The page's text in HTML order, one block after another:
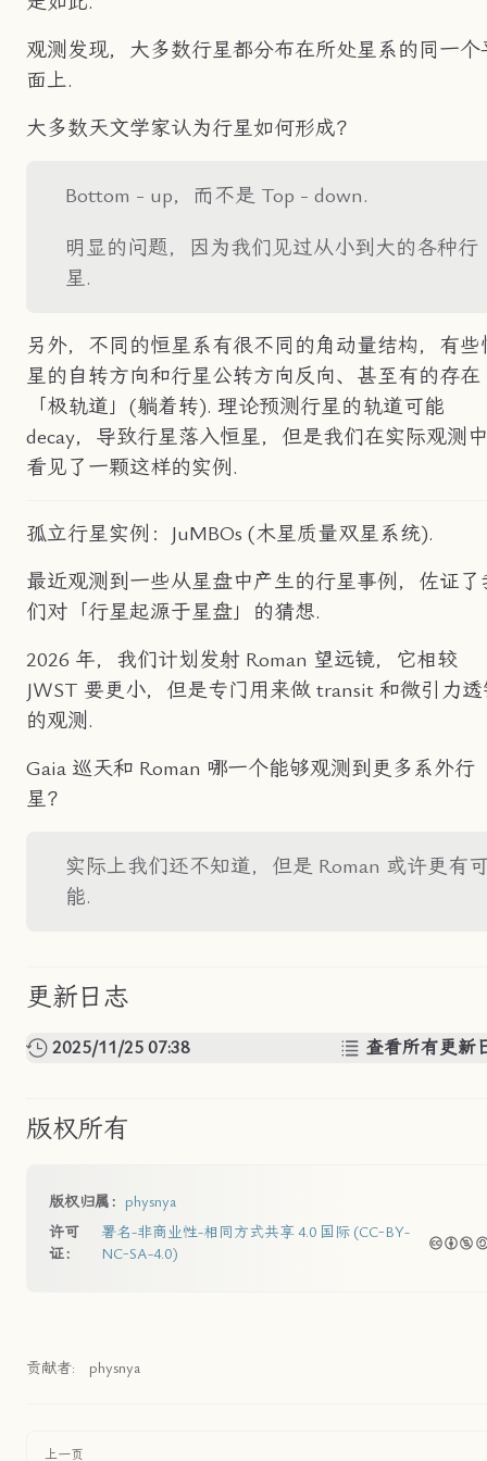
观测发现，大多数行星都分布在所处星系的同一个
面上.
大多数天文学家认为行星如何形成？
Bottom - up，而不是 Top - down.
明显的问题，因为我们见过从小到大的各种行
星.
另外，不同的恒星系有很不同的角动量结构，有些
星的自转方向和行星公转方向反向、甚至有的存在
「极轨道」(躺着转). 理论预测行星的轨道可能
decay，导致行星落入恒星，但是我们在实际观测
看见了一颗这样的实例.
孤立行星实例：JuMBOs (木星质量双星系统).
最近观测到一些从星盘中产生的行星事例，佐证了
们对「行星起源于星盘」的猜想.
2026 年，我们计划发射 Roman 望远镜，它相较
JWST 要更小，但是专门用来做 transit 和微引力
的观测.
Gaia 巡天和 Roman 哪一个能够观测到更多系外行
星？
实际上我们还不知道，但是 Roman 或许更有
能.
更新日志
2025/11/25 07:38 查看所有更新
版权所有
版权归属： physnya
许可
证：
署名-非商业性-相同方式共享 4.0 国际 (CC-BY-
NC-SA-4.0)
贡献者: physnya
上一页